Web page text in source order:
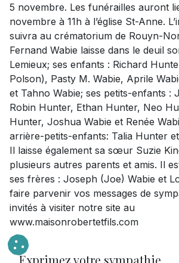
5 novembre. Les funérailles auront
novembre à 11h à l’église St-Anne.
suivra au crématorium de Rouyn-
Fernand Wabie laisse dans le deuil
Lemieux; ses enfants : Richard
Polson), Pasty M. Wabie, Aprile
et Tahno Wabie; ses petits-enfants :
Robin Hunter, Ethan Hunter, Neo
Hunter, Joshua Wabie et Renée
arrière-petits-enfants: Talia Hunter
Il laisse également sa sœur Suzie
plusieurs autres parents et amis. Il
ses frères : Joseph (Joe) Wabie et
faire parvenir vos messages de
invités à visiter notre site au
www.maisonrobertetfils.com